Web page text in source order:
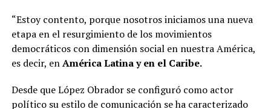
“Estoy contento, porque nosotros iniciamos una nueva
etapa en el resurgimiento de los movimientos
democráticos con dimensión social en nuestra América,
es decir, enAmérica Latina y en el Caribe.
Desde que López Obrador se configuró como actor
político su estilo de comunicación se ha caracterizado